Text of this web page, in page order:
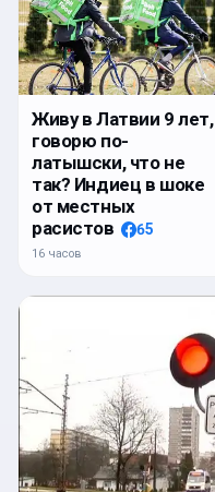
Живу в Латвии 9 лет,
говорю по-
латышски, что не
так? Индиец в шоке
от местных
расистов
65
16 часов